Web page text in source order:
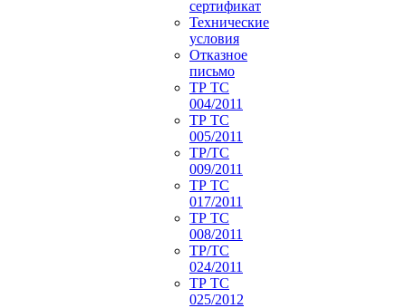
сертификат
Технические
условия
Отказное
письмо
ТР ТС
004/2011
ТР ТС
005/2011
ТР/ТС
009/2011
ТР ТС
017/2011
ТР ТС
008/2011
ТР/ТС
024/2011
ТР ТС
025/2012